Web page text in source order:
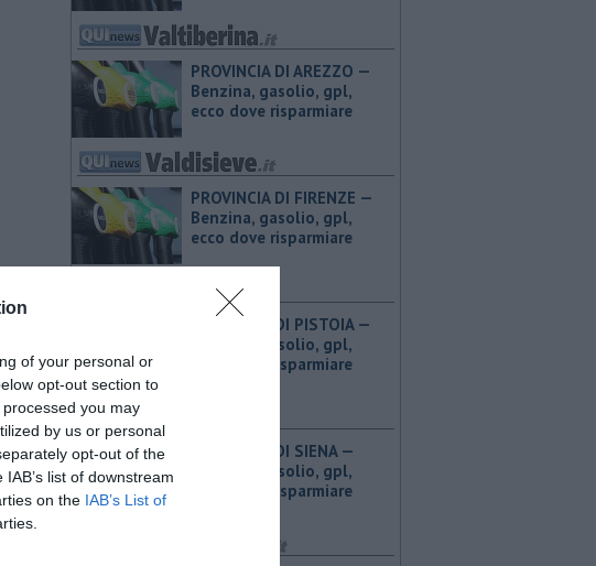
of your personal or
opt-out section to
you may
by us or personal
opt-out of the
list of downstream
on the IAB’s List of
PROVINCIA DI AREZZO — ​
Benzina, gasolio, gpl,
ecco dove risparmiare
PROVINCIA DI FIRENZE — ​
Benzina, gasolio, gpl,
ecco dove risparmiare
PROVINCIA DI PISTOIA — ​
Benzina, gasolio, gpl,
ecco dove risparmiare
PROVINCIA DI SIENA — ​
Benzina, gasolio, gpl,
ecco dove risparmiare